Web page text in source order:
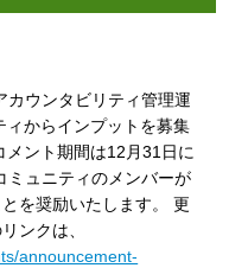
ウンタビリティ管理運
ィからインプットを募集
ント期間は12月31日に
ミュニティのメンバーが
を奨励いたします。 更
ンクは、
announcement-